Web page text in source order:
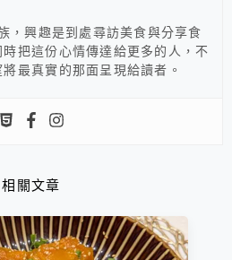
，興趣是到處尋訪美食與分享食
把這份心情傳達給更多的人，不
最真實的那面呈現給讀者。
相關文章